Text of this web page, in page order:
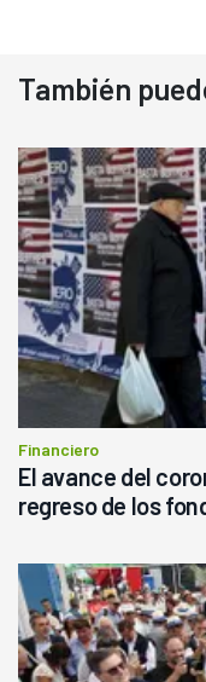
También
Financiero
El avance del
regreso de los